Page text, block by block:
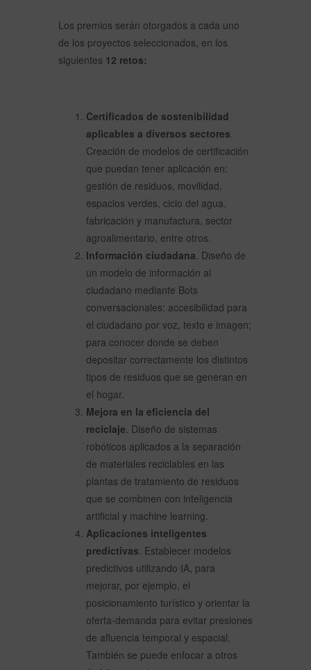
Los premios serán otorgados a cada uno
de los proyectos seleccionados, en los
siguientes 12 retos:
Certificados de sostenibilidad
aplicables a diversos sectores.
Creación de modelos de certificación
que puedan tener aplicación en:
gestión de residuos, movilidad,
espacios verdes, ciclo del agua,
fabricación y manufactura, sector
agroalimentario, entre otros.
Información ciudadana. Diseño de
un modelo de información al
ciudadano mediante Bots
conversacionales: accesibilidad para
el ciudadano por voz, texto e imagen;
para conocer donde se deben
depositar correctamente los distintos
tipos de residuos que se generan en
el hogar.
Mejora en la eficiencia del
reciclaje. Diseño de sistemas
robóticos aplicados a la separación
de materiales reciclables en las
plantas de tratamiento de residuos
que se combinen con inteligencia
artificial y machine learning.
Aplicaciones inteligentes
predictivas. Establecer modelos
predictivos utilizando IA, para
mejorar, por ejemplo, el
posicionamiento turístico y orientar la
oferta-demanda para evitar presiones
de afluencia temporal y espacial.
También se puede enfocar a otros